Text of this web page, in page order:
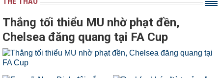
Thắng tối thiểu MU nhờ phạt đền,
Chelsea đăng quang tại FA Cup